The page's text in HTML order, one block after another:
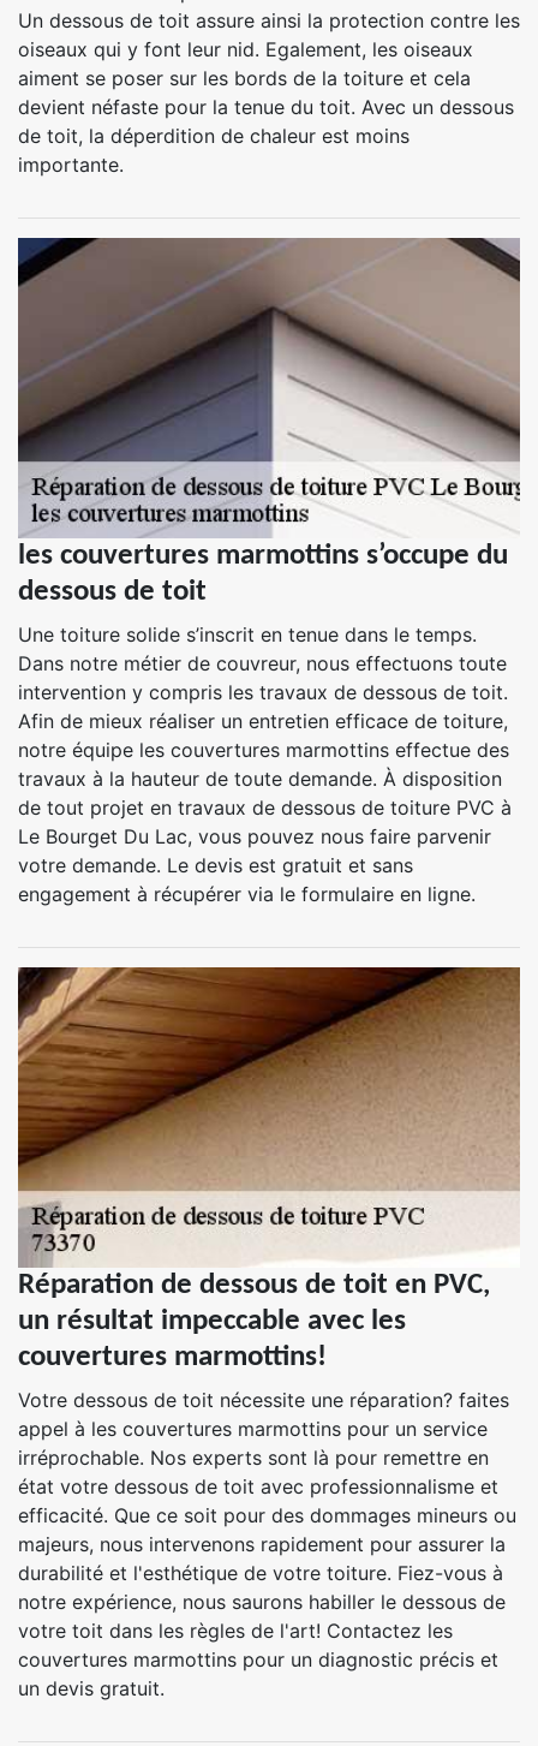
Un dessous de toit assure ainsi la protection contre les
oiseaux qui y font leur nid. Egalement, les oiseaux
aiment se poser sur les bords de la toiture et cela
devient néfaste pour la tenue du toit. Avec un dessous
de toit, la déperdition de chaleur est moins
importante.
les couvertures marmottins s’occupe du
dessous de toit
Une toiture solide s’inscrit en tenue dans le temps.
Dans notre métier de couvreur, nous effectuons toute
intervention y compris les travaux de dessous de toit.
Afin de mieux réaliser un entretien efficace de toiture,
notre équipe les couvertures marmottins effectue des
travaux à la hauteur de toute demande. À disposition
de tout projet en travaux de dessous de toiture PVC à
Le Bourget Du Lac, vous pouvez nous faire parvenir
votre demande. Le devis est gratuit et sans
engagement à récupérer via le formulaire en ligne.
Réparation de dessous de toit en PVC,
un résultat impeccable avec les
couvertures marmottins!
Votre dessous de toit nécessite une réparation? faites
appel à les couvertures marmottins pour un service
irréprochable. Nos experts sont là pour remettre en
état votre dessous de toit avec professionnalisme et
efficacité. Que ce soit pour des dommages mineurs ou
majeurs, nous intervenons rapidement pour assurer la
durabilité et l'esthétique de votre toiture. Fiez-vous à
notre expérience, nous saurons habiller le dessous de
votre toit dans les règles de l'art! Contactez les
couvertures marmottins pour un diagnostic précis et
un devis gratuit.